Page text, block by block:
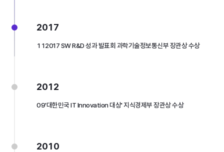
2017
112017 SW R&D 성과 발표회 과학기술정보통신부 장관상 수상
2012
09'대한민국 IT Innovation 대상' 지식경제부 장관상 수상
2010